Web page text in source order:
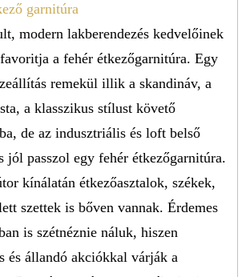
garnitúra
modern lakberendezés kedvelőinek
a fehér étkezőgarnitúra. Egy
remekül illik a skandináv, a
a klasszikus stílust követő
de az indusztriális és loft belső
jól passzol egy fehér étkezőgarnitúra.
kínálatán étkezőasztalok, székek,
szettek is bőven vannak. Érdemes
is szétnéznie náluk, hiszen
és állandó akciókkal várják a